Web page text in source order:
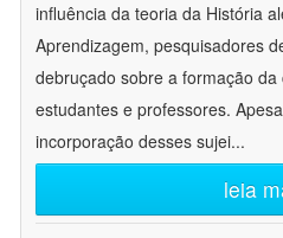
influência da teoria da História
Aprendizagem, pesquisadores
debruçado sobre a formação
estudantes e professores.
incorporação desses sujei...
leia